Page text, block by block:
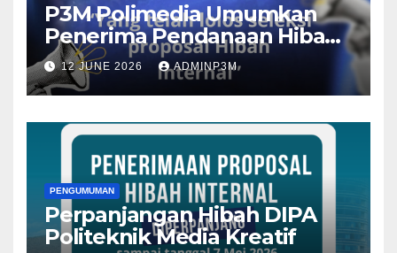
P3M Polimedia Umumkan
Penerima Pendanaan Hibah
Internal Penelitian dan
Pengabdian Tahun 2026
12 JUNE 2026 ADMINP3M
PENGUMUMAN
Perpanjangan Hibah DIPA
Politeknik Media Kreatif